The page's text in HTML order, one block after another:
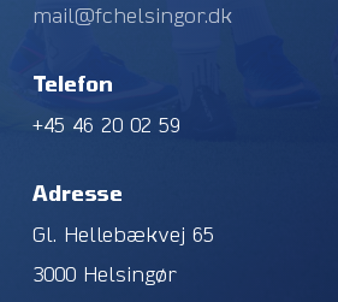
mail@fchelsingor.dk
Telefon
+45 46 20 02 59
Adresse
Gl. Hellebækvej 65
3000 Helsingør